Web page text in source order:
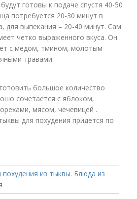
готовы к подаче спустя 40-50
потребуется 20-30 минут в
для выпекания – 20-40 минут. Сам
четко выраженного вкуса. Он
с медом, тмином, молотым
травами.
большое количество
сочетается с яблоком,
мясом, чечевицей .
для похудения придется по